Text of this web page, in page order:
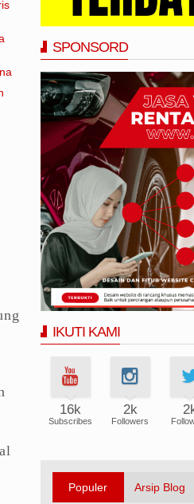
SPONSORD
IKUTI KAMI
16k
Subscribes
2k
Followers
Populer Arsip Blog